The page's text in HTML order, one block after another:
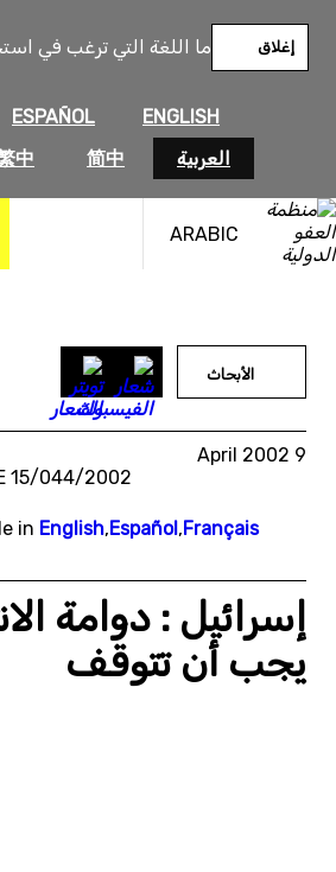
ما اللغة التي ترغب في
ENGLISH
ESPAÑOL
العربية
简中
中
إغلاق
ARABIC
المحتوى
الأبحاث
9 April 2002
15/044/2002
in English,Español,Français
إسرائيل : دوامة
يجب أن تتوقف